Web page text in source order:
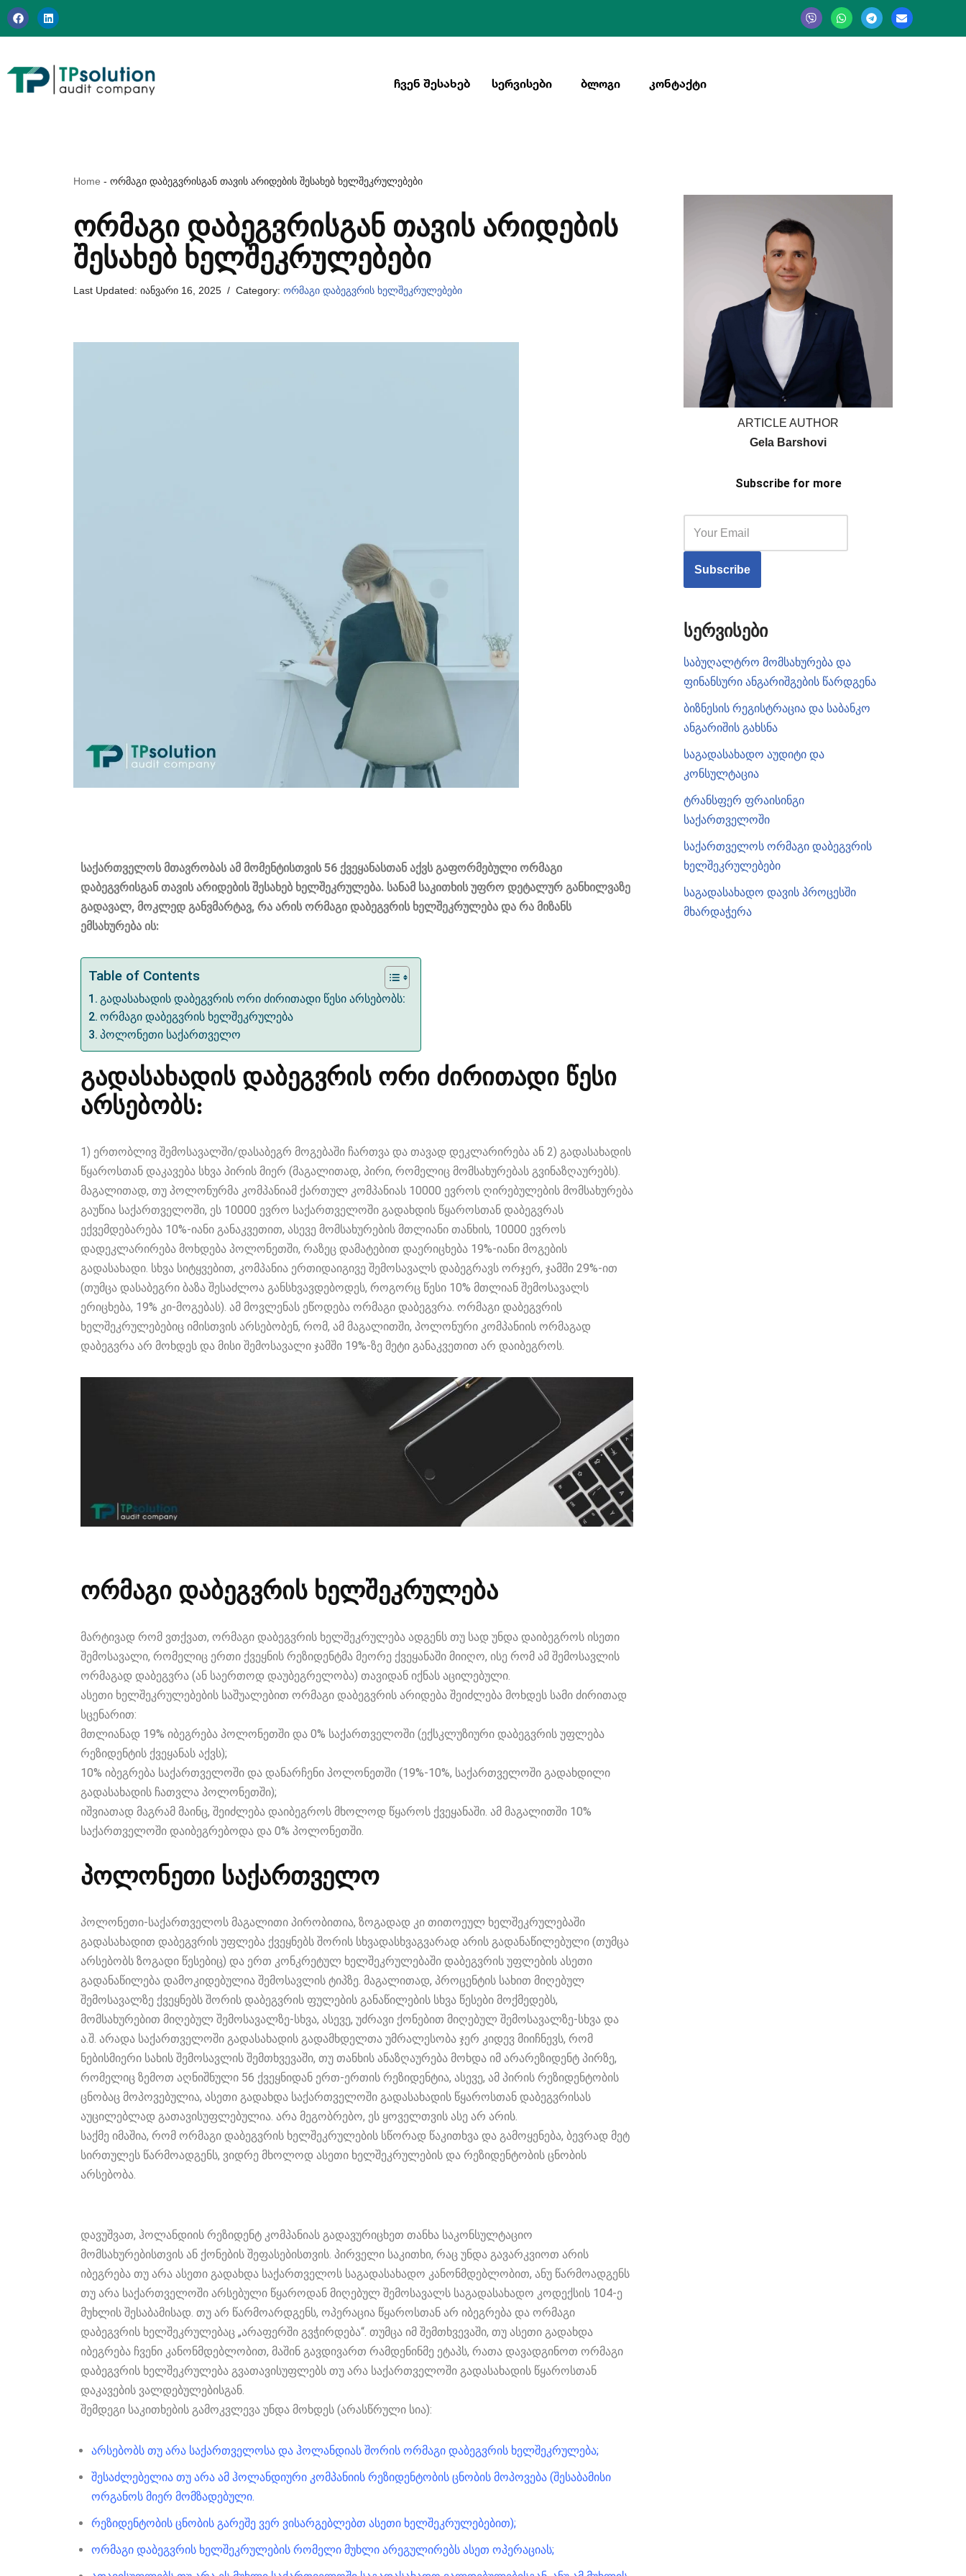
Skip
content
ᲩᲕᲔᲜ ᲨᲔᲡᲐᲮᲔᲑ ᲡᲔᲠᲕᲘᲡᲔᲑᲘ ᲑᲚᲝᲒᲘ ᲙᲝᲜᲢᲐᲥᲢᲘ
Home - ორმაგი დაბეგვრისგან თავის არიდების შესახებ ხელშეკრულებები
ᲝᲠᲛᲐᲒᲘ ᲓᲐᲑᲔᲒᲕᲠᲘᲡᲒᲐᲜ ᲗᲐᲕᲘᲡ ᲐᲠᲘᲓᲔᲑᲘᲡ
ᲨᲔᲡᲐᲮᲔᲑ ᲮᲔᲚᲨᲔᲙᲠᲣᲚᲔᲑᲔᲑᲘ
Last Updated: იანვარი 16, 2025 Category: ორმაგი დაბეგვრის ხელშეკრულებები
საქართველოს მთავრობას ამ მომენტისთვის 56 ქვეყანასთან აქვს გაფორმებული ორმაგი
დაბეგვრისგან თავის არიდების შესახებ ხელშეკრულება. სანამ საკითხის უფრო დეტალურ განხილვაზე
გადავალ, მოკლედ განვმარტავ, რა არის ორმაგი დაბეგვრის ხელშეკრულება და რა მიზანს
ემსახურება ის:
Table of Contents
გადასახადის დაბეგვრის ორი ძირითადი წესი არსებობს:
ორმაგი დაბეგვრის ხელშეკრულება
პოლონეთი საქართველო
გადასახადის დაბეგვრის ორი ძირითადი წესი
არსებობს:
1) ერთობლივ შემოსავალში/დასაბეგრ მოგებაში ჩართვა და თავად დეკლარირება ან 2) გადასახადის
წყაროსთან დაკავება სხვა პირის მიერ (მაგალითად, პირი, რომელიც მომსახურებას გვინაზღაურებს).
მაგალითად, თუ პოლონურმა კომპანიამ ქართულ კომპანიას 10000 ევროს ღირებულების მომსახურება
გაუწია საქართველოში, ეს 10000 ევრო საქართველოში გადახდის წყაროსთან დაბეგვრას
ექვემდებარება 10%-იანი განაკვეთით, ასევე მომსახურების მთლიანი თანხის, 10000 ევროს
დადეკლარირება მოხდება პოლონეთში, რაზეც დამატებით დაერიცხება 19%-იანი მოგების
გადასახადი. სხვა სიტყვებით, კომპანია ერთიდაიგივე შემოსავალს დაბეგრავს ორჯერ, ჯამში 29%-ით
(თუმცა დასაბეგრი ბაზა შესაძლოა განსხვავდებოდეს, როგორც წესი 10% მთლიან შემოსავალს
ერიცხება, 19% კი-მოგებას). ამ მოვლენას ეწოდება ორმაგი დაბეგვრა. ორმაგი დაბეგვრის
ხელშეკრულებებიც იმისთვის არსებობენ, რომ, ამ მაგალითში, პოლონური კომპანიის ორმაგად
დაბეგვრა არ მოხდეს და მისი შემოსავალი ჯამში 19%-ზე მეტი განაკვეთით არ დაიბეგროს.
ორმაგი დაბეგვრის ხელშეკრულება
მარტივად რომ ვთქვათ, ორმაგი დაბეგვრის ხელშეკრულება ადგენს თუ სად უნდა დაიბეგროს ისეთი
შემოსავალი, რომელიც ერთი ქვეყნის რეზიდენტმა მეორე ქვეყანაში მიიღო, ისე რომ ამ შემოსავლის
ორმაგად დაბეგვრა (ან საერთოდ დაუბეგრელობა) თავიდან იქნას აცილებული.
ასეთი ხელშეკრულებების საშუალებით ორმაგი დაბეგვრის არიდება შეიძლება მოხდეს სამი ძირითად
სცენარით:
მთლიანად 19% იბეგრება პოლონეთში და 0% საქართველოში (ექსკლუზიური დაბეგვრის უფლება
რეზიდენტის ქვეყანას აქვს);
10% იბეგრება საქართველოში და დანარჩენი პოლონეთში (19%-10%, საქართველოში გადახდილი
გადასახადის ჩათვლა პოლონეთში);
იშვიათად მაგრამ მაინც, შეიძლება დაიბეგროს მხოლოდ წყაროს ქვეყანაში. ამ მაგალითში 10%
საქართველოში დაიბეგრებოდა და 0% პოლონეთში.
პოლონეთი საქართველო
პოლონეთი-საქართველოს მაგალითი პირობითია, ზოგადად კი თითოეულ ხელშეკრულებაში
გადასახადით დაბეგვრის უფლება ქვეყნებს შორის სხვადასხვაგვარად არის გადანაწილებული (თუმცა
არსებობს ზოგადი წესებიც) და ერთ კონკრეტულ ხელშეკრულებაში დაბეგვრის უფლების ასეთი
გადანაწილება დამოკიდებულია შემოსავლის ტიპზე. მაგალითად, პროცენტის სახით მიღებულ
შემოსავალზე ქვეყნებს შორის დაბეგვრის ფულების განაწილების სხვა წესები მოქმედებს,
მომსახურებით მიღებულ შემოსავალზე-სხვა, ასევე, უძრავი ქონებით მიღებულ შემოსავალზე-სხვა და
ა.შ. არადა საქართველოში გადასახადის გადამხდელთა უმრალესობა ჯერ კიდევ მიიჩნევს, რომ
ნებისმიერი სახის შემოსავლის შემთხვევაში, თუ თანხის ანაზღაურება მოხდა იმ არარეზიდენტ პირზე,
რომელიც ზემოთ აღნიშნული 56 ქვეყნიდან ერთ-ერთის რეზიდენტია, ასევე, ამ პირის რეზიდენტობის
ცნობაც მოპოვებულია, ასეთი გადახდა საქართველოში გადასახადის წყაროსთან დაბეგვრისას
აუცილებლად გათავისუფლებულია. არა მეგობრებო, ეს ყოველთვის ასე არ არის.
საქმე იმაშია, რომ ორმაგი დაბეგვრის ხელშეკრულების სწორად წაკითხვა და გამოყენება, ბევრად მეტ
სირთულეს წარმოადგენს, ვიდრე მხოლოდ ასეთი ხელშეკრულების და რეზიდენტობის ცნობის
არსებობა.
დავუშვათ, ჰოლანდიის რეზიდენტ კომპანიას გადავურიცხეთ თანხა საკონსულტაციო
მომსახურებისთვის ან ქონების შეფასებისთვის. პირველი საკითხი, რაც უნდა გავარკვიოთ არის
იბეგრება თუ არა ასეთი გადახდა საქართველოს საგადასახადო კანონმდებლობით, ანუ წარმოადგენს
თუ არა საქართველოში არსებული წყაროდან მიღებულ შემოსავალს საგადასახადო კოდექსის 104-ე
მუხლის შესაბამისად. თუ არ წარმოარდგენს, ოპერაცია წყაროსთან არ იბეგრება და ორმაგი
დაბეგვრის ხელშეკრულებაც „არაფერში გვჭირდება“. თუმცა იმ შემთხვევაში, თუ ასეთი გადახდა
იბეგრება ჩვენი კანონმდებლობით, მაშინ გავდივართ რამდენინმე ეტაპს, რათა დავადგინოთ ორმაგი
დაბეგვრის ხელშეკრულება გვათავისუფლებს თუ არა საქართველოში გადასახადის წყაროსთან
დაკავების ვალდებულებისგან.
შემდეგი საკითხების გამოკვლევა უნდა მოხდეს (არასწრული სია):
არსებობს თუ არა საქართველოსა და ჰოლანდიას შორის ორმაგი დაბეგვრის ხელშეკრულება;
შესაძლებელია თუ არა ამ ჰოლანდიური კომპანიის რეზიდენტობის ცნობის მოპოვება (შესაბამისი
ორგანოს მიერ მომზადებული.
რეზიდენტობის ცნობის გარეშე ვერ ვისარგებლებთ ასეთი ხელშეკრულებებით);
ორმაგი დაბეგვრის ხელშეკრულების რომელი მუხლი არეგულირებს ასეთ ოპერაციას;
ARTICLE AUTHOR
Gela Barshovi
Subscribe for more
სერვისები
საბუღალტრო მომსახურება და
ფინანსური ანგარიშგების წარდგენა
ბიზნესის რეგისტრაცია და საბანკო
ანგარიშის გახსნა
საგადასახადო აუდიტი და
კონსულტაცია
ტრანსფერ ფრაისინგი
საქართველოში
საქართველოს ორმაგი დაბეგვრის
ხელშეკრულებები
საგადასახადო დავის პროცესში
მხარდაჭერა